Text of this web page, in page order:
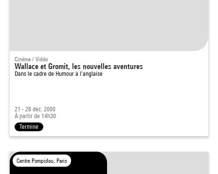
Cinéma / Vidéo
Wallace et Gromit, les nouvelles aventures
Dans le cadre de Humour à l'anglaise
21 - 28 déc. 2000
À partir de 14h30
Terminé
Centre Pompidou, Paris